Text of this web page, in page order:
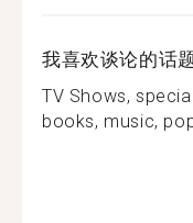
我喜欢谈论的话
TV Shows,
books, music,